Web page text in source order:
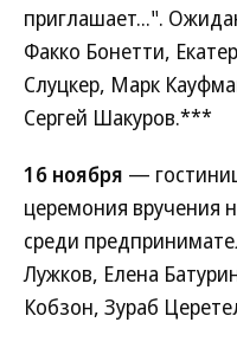
приглашает...".
Факко Бонетти,
Слуцкер, Марк
Сергей Шакуров.***
16 ноября —
церемония вручения
среди
Лужков, Елена
Кобзон, Зураб